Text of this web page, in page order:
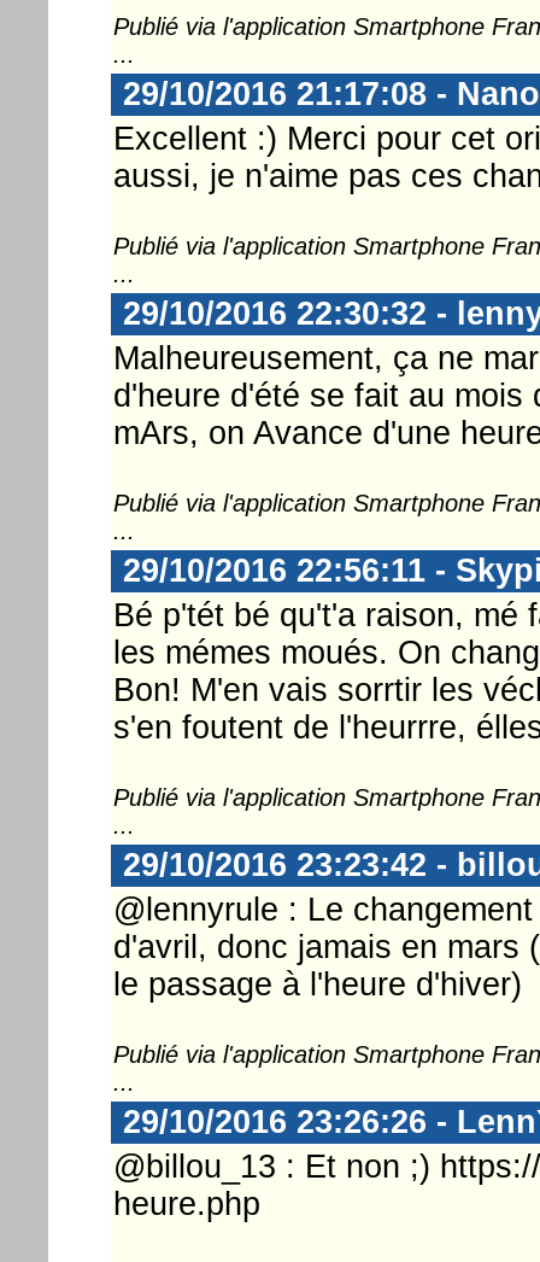
Publié via l'application Smartphone
...
29/10/2016 21:17:08 -
Excellent :) Merci pour cet
aussi, je n'aime pas ces
Publié via l'application Smartphone
...
29/10/2016 22:30:32 -
Malheureusement, ça ne
d'heure d'été se fait au mois
mArs, on Avance d'une
Publié via l'application Smartphone
...
29/10/2016 22:56:11 -
Bé p'tét bé qu't'a raison, mé
les mémes moués. On
Bon! M'en vais sorrtir les
s'en foutent de l'heurrre,
Publié via l'application Smartphone
...
29/10/2016 23:23:42 -
@lennyrule : Le
d'avril, donc jamais en mars
le passage à l'heure d'hiver)
Publié via l'application Smartphone
...
29/10/2016 23:26:26 -
@billou_13 : Et non ;)
heure.php